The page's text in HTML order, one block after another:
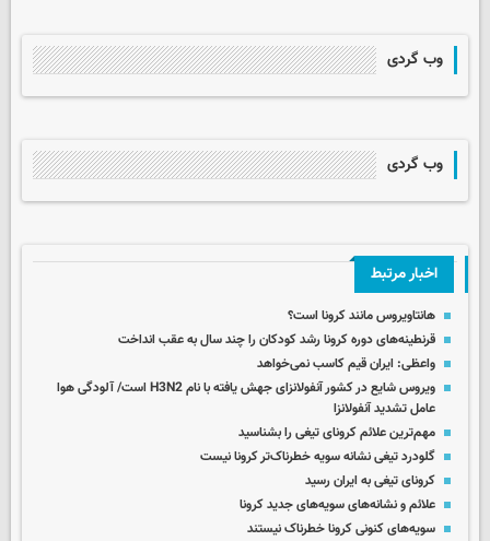
وب گردی
وب گردی
اخبار مرتبط
هانتاویروس مانند کرونا است؟
قرنطینه‌های دوره کرونا رشد کودکان را چند سال به عقب انداخت
واعظی: ایران قیم کاسب نمی‌خواهد
ویروس شایع در کشور آنفولانزای جهش یافته با نام H3N2 است/ آلودگی هوا
عامل تشدید آنفولانزا
مهم‌ترین علائم کرونای تیغی را بشناسید
گلودرد تیغی نشانه سویه خطرناک‌تر کرونا نیست
کرونای تیغی به ایران رسید
علائم و نشانه‌های سویه‌های جدید کرونا
سویه‌های کنونی کرونا خطرناک نیستند